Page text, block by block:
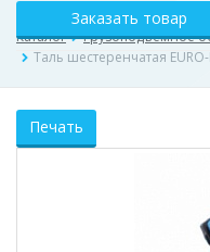
Каталог Грузоподъёмное
Таль шестеренчатая
Заказать товар
Печать